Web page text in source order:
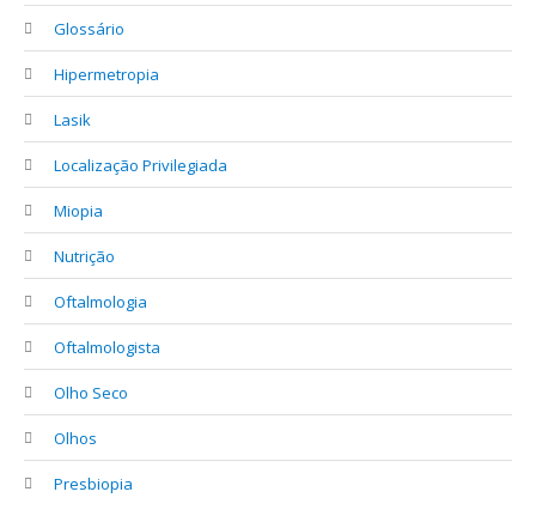
Glossário
Hipermetropia
Lasik
Localização Privilegiada
Miopia
Nutrição
Oftalmologia
Oftalmologista
Olho Seco
Olhos
Presbiopia